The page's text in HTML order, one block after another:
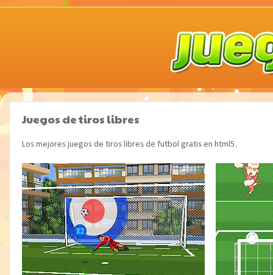
Juegos de tiros libres
Los mejores juegos de tiros libres de futbol gratis en html5.